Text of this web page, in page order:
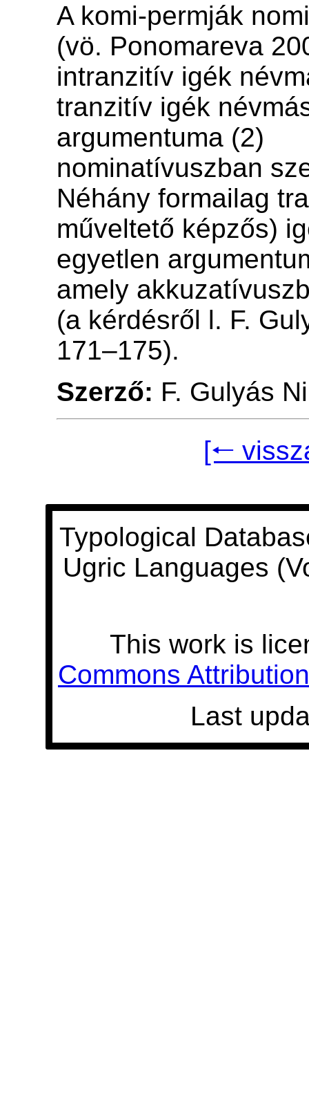
A komi-permják
(vö. Ponomareva
intranzitív igék
tranzitív igék
argumentuma (2)
nominatívuszban
Néhány formailag
műveltető képzős)
egyetlen
amely
(a kérdésről l. F.
171–175).
Szerző: F. Gulyás
[🠐
Typological
Ugric Languages
This work is
Commons
Last